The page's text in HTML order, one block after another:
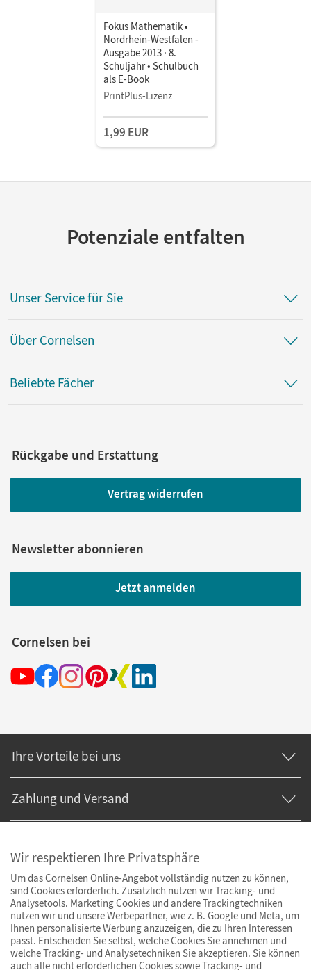
Fokus Mathematik •
Nordrhein-Westfalen -
Ausgabe 2013 · 8.
Schuljahr • Schulbuch
als E-Book
PrintPlus-Lizenz
1,99 EUR
Potenziale entfalten
Unser Service für Sie
Über Cornelsen
Beliebte Fächer
Rückgabe und Erstattung
Vertrag widerrufen
Newsletter abonnieren
Jetzt anmelden
Cornelsen bei
Ihre Vorteile bei uns
Zahlung und Versand
Wir respektieren Ihre Privatsphäre
Um das Cornelsen Online-Angebot vollständig nutzen zu können,
sind Cookies erforderlich. Zusätzlich nutzen wir Tracking- und
Analysetools. Marketing Cookies und andere Trackingtechniken
nutzen wir und unsere Werbepartner, wie z. B. Google und Meta, um
Ihnen personalisierte Werbung anzuzeigen, die zu Ihren Interessen
passt. Entscheiden Sie selbst, welche Cookies Sie annehmen und
welche Tracking- und Analysetechniken Sie akzeptieren. Sie können
auch alle nicht erforderlichen Cookies sowie Tracking- und